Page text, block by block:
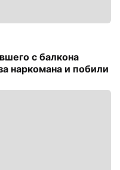
с балкона
наркомана и побили